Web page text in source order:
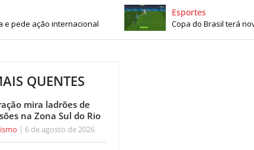
pede ação internacional
Esportes
Copa do Brasil terá
QUENTES
mira ladrões de
na Zona Sul do Rio
6 de agosto de 2026